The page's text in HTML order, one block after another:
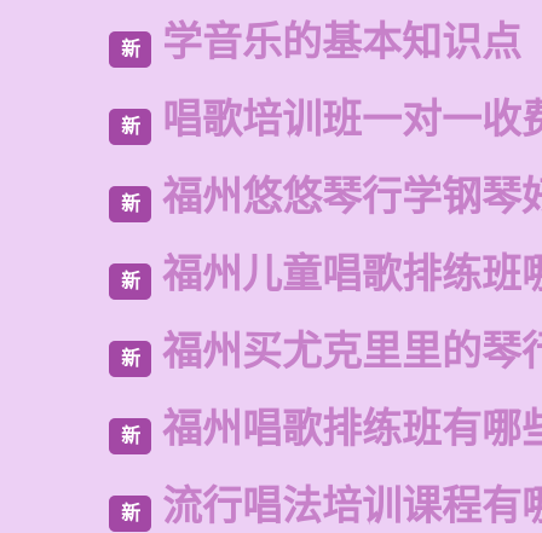
新 学音乐的基本知识点
新 唱歌培训班一对一收
新 福州悠悠琴行学钢琴
新 福州儿童唱歌排练班
新 福州买尤克里里的琴
新 福州唱歌排练班有哪
新 流行唱法培训课程有